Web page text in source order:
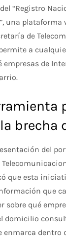
“Registro
una plataforma
de
a
empresas de
brecha
del
que esta
que
sobre qué
domicilio
enmarca dentro